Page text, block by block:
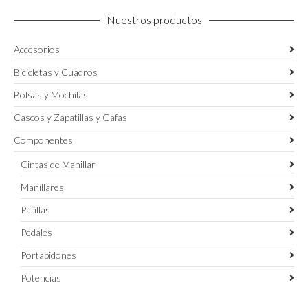
Nuestros productos
Accesorios
Bicicletas y Cuadros
Bolsas y Mochilas
Cascos y Zapatillas y Gafas
Componentes
Cintas de Manillar
Manillares
Patillas
Pedales
Portabidones
Potencias